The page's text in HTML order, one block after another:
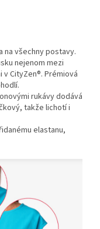
na všechny postavy.
nejenom mezi
CityZen®. Prémiová
rukávy dodává
takže lichotí i
elastanu,